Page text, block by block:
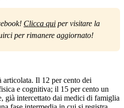
Clicca qui per visitare la
per rimanere aggiornato!
articolata. Il 12 per cento dei
e cognitiva; il 15 per cento un
già intercettato dai medici di famiglia